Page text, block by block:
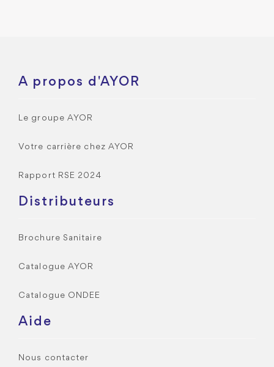
A propos d'AYOR
Le groupe AYOR
Votre carrière chez AYOR
Rapport RSE 2024
Distributeurs
Brochure Sanitaire
Catalogue AYOR
Catalogue ONDEE
Aide
Nous contacter